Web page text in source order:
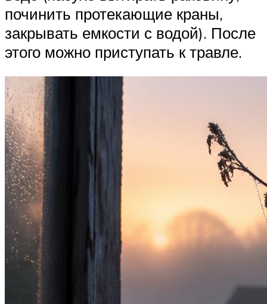
починить протекающие краны,
закрывать емкости с водой). После
этого можно приступать к травле.